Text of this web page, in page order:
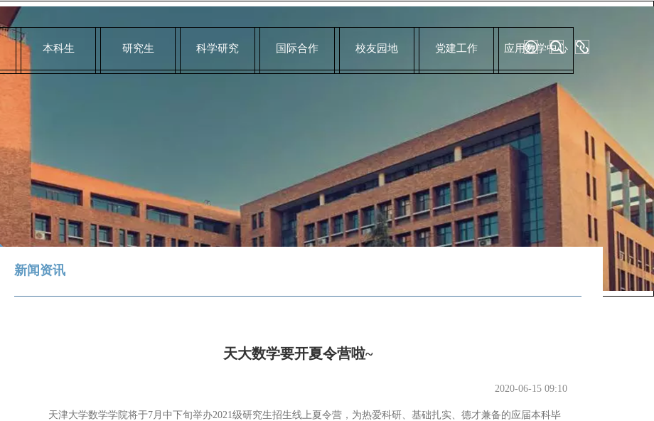
本科生 研究生 科学研究 国际合作 校友园地 党建工作 应用数学中心
新闻资讯
天大数学要开夏令营啦~
2020-06-15 09:10
天津大学数学学院将于7月中下旬举办2021级研究生招生线上夏令营，为热爱科研、基础扎实、德才兼备的应届本科毕